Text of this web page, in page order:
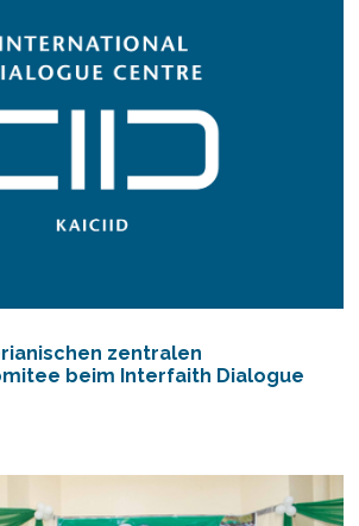
zentralen
beim Interfaith Dialogue